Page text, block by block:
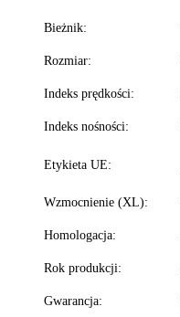
Bieżnik:
Rozmiar:
Indeks prędkości:
Indeks nośności:
Etykieta UE:
Wzmocnienie (XL):
Homologacja:
Rok produkcji:
Gwarancja: